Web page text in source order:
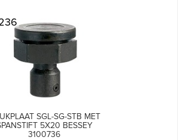
SGL-SG-STB MET
5X20 BESSEY
3100736